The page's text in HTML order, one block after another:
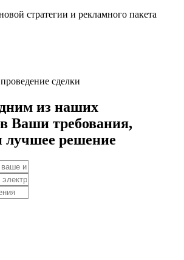
стратегии и рекламного пакета
сделки
из наших
Ваши требования,
лучшее решение